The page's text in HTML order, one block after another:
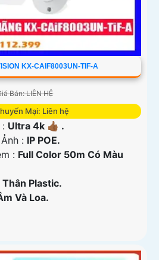
KX-CAIF8003UN-TIF-A
Bán: LIÊN HỆ
Mại: Liên hệ
: Ultra 4k 👍🏾 .
: IP POE.
: Full Color 50m Có Màu
Thân Plastic.
Và Loa.